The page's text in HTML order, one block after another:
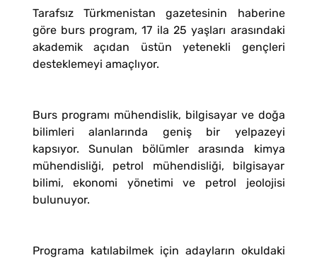
Tarafsız Türkmenistan gazetesinin haberine
göre burs program, 17 ila 25 yaşları arasındaki
akademik açıdan üstün yetenekli gençleri
desteklemeyi amaçlıyor.
Burs programı mühendislik, bilgisayar ve doğa
bilimleri alanlarında geniş bir yelpazeyi
kapsıyor. Sunulan bölümler arasında kimya
mühendisliği, petrol mühendisliği, bilgisayar
bilimi, ekonomi yönetimi ve petrol jeolojisi
bulunuyor.
Programa katılabilmek için adayların okuldaki